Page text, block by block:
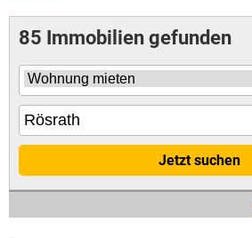
85 Immobilien gefunden
Jetzt suchen